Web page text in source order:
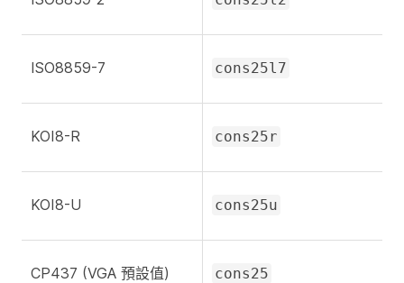
ISO8859-7 cons25l7
KOI8-R cons25r
KOI8-U cons25u
CP437 (VGA 預設值) cons25